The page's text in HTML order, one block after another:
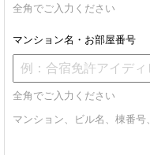
全角でご入力ください
マンション名・お部屋番号
全角でご入力ください
マンション、ビル名、棟番号